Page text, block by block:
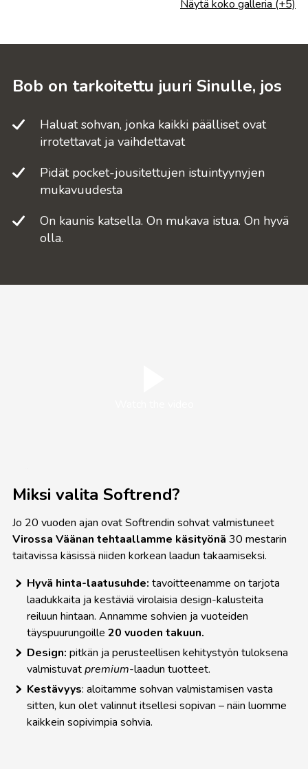
Näytä koko galleria (+5)
Bob on tarkoitettu juuri Sinulle, jos
Haluat sohvan, jonka kaikki päälliset ovat
irrotettavat ja vaihdettavat
Pidät pocket-jousitettujen istuintyynyjen
mukavuudesta
On kaunis katsella. On mukava istua. On hyvä
olla.
Miksi valita Softrend?
Jo 20 vuoden ajan ovat Softrendin sohvat valmistuneet
Virossa Väänan tehtaallamme käsityönä 30 mestarin
taitavissa käsissä niiden korkean laadun takaamiseksi.
Hyvä hinta-laatusuhde: tavoitteenamme on tarjota
laadukkaita ja kestäviä virolaisia design-kalusteita
reiluun hintaan. Annamme sohvien ja vuoteiden
täyspuurungoille 20 vuoden takuun.
Design: pitkän ja perusteellisen kehitystyön tuloksena
valmistuvatpremium-laadun tuotteet.
Kestävyys: aloitamme sohvan valmistamisen vasta
sitten, kun olet valinnut itsellesi sopivan – näin luomme
kaikkein sopivimpia sohvia.